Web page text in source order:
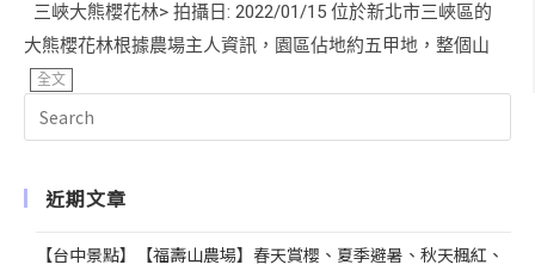
三峽大熊櫻花林> 拍攝日: 2022/01/15 位於新北市三峽區的
大熊櫻花林根據農場主人資訊，園區佔地約五甲地，整個山
全文
近期文章
【台中景點】【福壽山農場】春天賞櫻、夏季避暑、秋天楓紅、